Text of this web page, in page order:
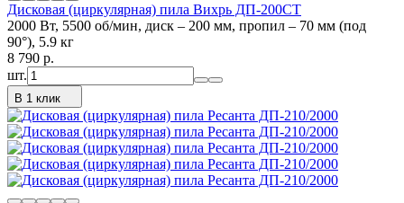
Дисковая (циркулярная) пила Вихрь ДП-200СТ
2000 Вт, 5500 об/мин, диск – 200 мм, пропил – 70 мм (под
90°), 5.9 кг
8 790 p.
шт.
В 1 клик